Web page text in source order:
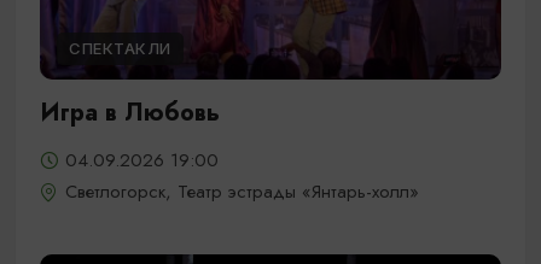
СПЕКТАКЛИ
Игра в Любовь
04.09.2026 19:00
Светлогорск, Театр эстрады «Янтарь-холл»